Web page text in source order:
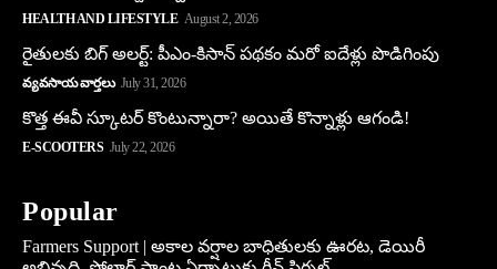
HEALTH AND LIFESTYLE August 2, 2026
రైతులకు బిగ్ అలర్ట్: పీఎం-కిసాన్ పథకం మరో ఐదేళ్లు పొడిగింపు
వ్యవసాయ వార్తలు July 31, 2026
కొత్త ఈవీ స్కూట‌ర్ కొంటున్నారా? అయితే కొన్నాళ్లు ఆగండి!
E-SCOOTERS July 22, 2026
Popular
Farmers Support | అకాల వర్షాల బాధితులకు ఊరట, డెయిరీ